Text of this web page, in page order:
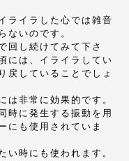
ライラした心では雑音
ないのです。
回し続けてみて下さ
には、イライラしてい
戻していることでしょ
は非常に効果的です。
時に発生する振動を用
にも使用されていま
い時にも使われます。